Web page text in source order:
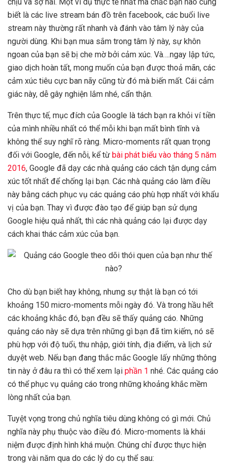
biết là các live stream bán đồ trên facebook, các buổi live
stream này thường rất nhanh và đánh vào tâm lý này của
người dùng. Khi bạn mua sắm trong tâm lý này, sự khôn
ngoan của bạn sẽ bị che mờ bởi cảm xúc. Và….ngay lập tức,
giao dịch hoàn tất, mong muốn của bạn được thoả mãn, các
cảm xúc tiêu cực ban nãy cũng từ đó mà biến mất. Cái cảm
giác này, dễ gây nghiện lắm nhé, cẩn thận.
Trên thực tế, mục đích của Google là tách bạn ra khỏi ví tiền
của mình nhiều nhất có thể mỗi khi bạn mất bình tĩnh và
không thể suy nghĩ rõ ràng. Micro-moments rất quan trọng
đối với Google, đến nỗi, kể từ bài phát biểu vào tháng 5 năm
2016, Google đã dạy các nhà quảng cáo cách tận dụng cảm
xúc tốt nhất để chống lại bạn. Các nhà quảng cáo làm điều
này bằng cách phục vụ các quảng cáo phù hợp nhất với khẩu
vị của bạn. Thay vì được đào tạo để giúp bạn sử dụng
Google hiệu quả nhất, thì các nhà quảng cáo lại được dạy
cách khai thác cảm xúc của bạn.
Cho dù bạn biết hay không, nhưng sự thật là bạn có tới
khoảng 150 micro-moments mỗi ngày đó. Và trong hầu hết
các khoảng khắc đó, bạn đều sẽ thấy quảng cáo. Những
quảng cáo này sẽ dựa trên những gì bạn đã tìm kiếm, nó sẽ
phù hợp với độ tuổi, thu nhập, giới tính, địa điểm, và lịch sử
duyệt web. Nếu bạn đang thắc mắc Google lấy những thông
tin này ở đâu ra thì có thể xem lại phần 1 nhé. Các quảng cáo
có thể phục vụ quảng cáo trong những khoảng khắc mềm
lòng nhất của bạn.
Tuyệt vọng trong chủ nghĩa tiêu dùng không có gì mới. Chủ
nghĩa này phụ thuộc vào điều đó. Micro-moments là khái
niệm được định hình khá muộn. Chúng chỉ được thực hiện
trong vài năm qua do các lý do cụ thể sau: